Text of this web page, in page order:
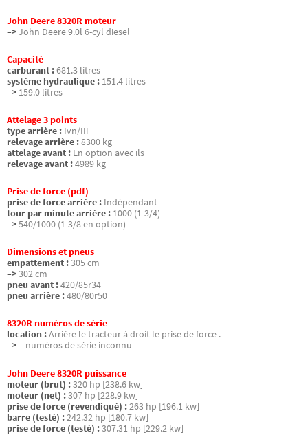
John Deere 8320R moteur
–>John Deere 9.0l 6-cyl diesel
Capacité
carburant :681.3 litres
système hydraulique : 151.4 litres
–> 159.0 litres
Attelage 3 points
type arrière : Ivn/IIi
relevage arrière :8300 kg
attelage avant : En option avec ils
relevage avant :4989 kg
Prise de force (pdf)
prise de force arrière : Indépendant
tour par minute arrière : 1000 (1-3/4)
–>540/1000 (1-3/8 en option)
Dimensions et pneus
empattement :305 cm
–>302 cm
pneu avant :420/85r34
pneu arrière :480/80r50
8320R numéros de série
location :Arrière le tracteur à droit le prise de force .
–>– numéros de série inconnu
John Deere 8320R puissance
moteur (brut) :320 hp [238.6 kw]
moteur (net) :307 hp [228.9 kw]
prise de force (revendiqué) :263 hp [196.1 kw]
barre (testé) :242.32 hp [180.7 kw]
prise de force (testé) :307.31 hp [229.2 kw]